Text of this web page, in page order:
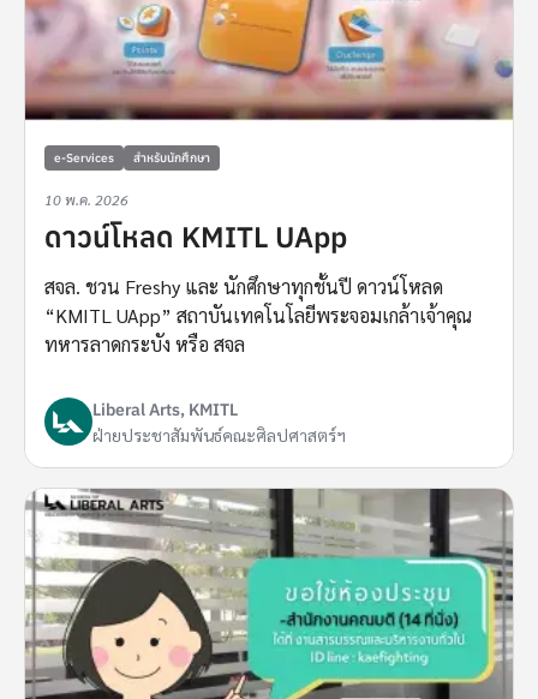
e-Services สำหรับนักศึกษา
10 พ.ค. 2026
ดาวน์โหลด KMITL UApp
สจล. ชวน Freshy และ นักศึกษาทุกชั้นปี ดาวน์โหลด
“KMITL UApp” สถาบันเทคโนโลยีพระจอมเกล้าเจ้าคุณ
ทหารลาดกระบัง หรือ สจล
Liberal Arts, KMITL
ฝ่ายประชาสัมพันธ์คณะศิลปศาสตร์ฯ